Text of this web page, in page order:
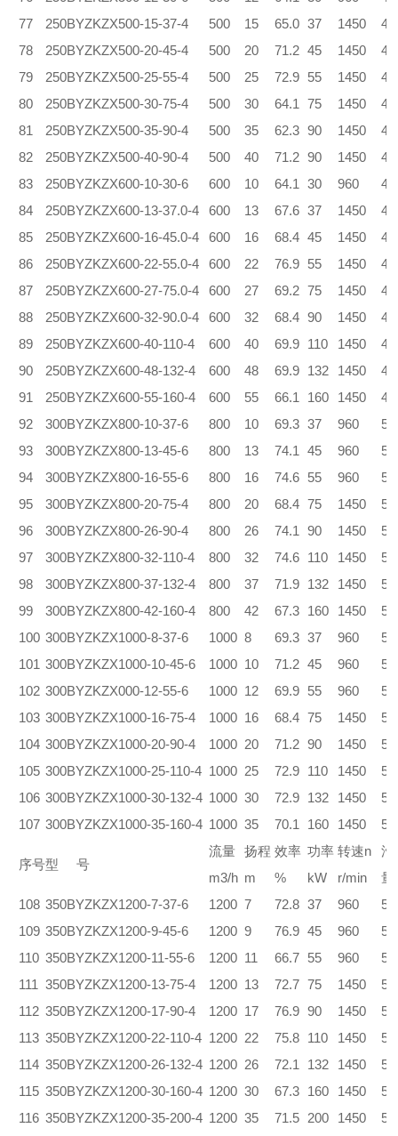
77
250BYZKZX500-15-37-4 500 15 65.0 37 1450
4.0
78
250BYZKZX500-20-45-4 500 20 71.2 45 1450
4.0
79
250BYZKZX500-25-55-4 500 25 72.9 55 1450
4.0
80
250BYZKZX500-30-75-4 500 30 64.1 75 1450
4.0
81
250BYZKZX500-35-90-4 500 35 62.3 90 1450
4.0
82
250BYZKZX500-40-90-4 500 40 71.2 90 1450
4.0
83
250BYZKZX600-10-30-6 600 10 64.1 30 960
4.0
84
250BYZKZX600-13-37.0-4 600 13 67.6 37 1450
4.0
85
250BYZKZX600-16-45.0-4 600 16 68.4 45 1450
4.0
86
250BYZKZX600-22-55.0-4 600 22 76.9 55 1450
4.0
87
250BYZKZX600-27-75.0-4 600 27 69.2 75 1450
4.0
88
250BYZKZX600-32-90.0-4 600 32 68.4 90 1450
4.0
89
250BYZKZX600-40-110-4 600 40 69.9 110 1450
4.0
90
250BYZKZX600-48-132-4 600 48 69.9 132 1450
4.0
91
250BYZKZX600-55-160-4 600 55 66.1 160 1450
4.0
92
300BYZKZX800-10-37-6 800 10 69.3 37 960
5.0
93
300BYZKZX800-13-45-6 800 13 74.1 45 960
5.0
94
300BYZKZX800-16-55-6 800 16 74.6 55 960
5.0
95
300BYZKZX800-20-75-4 800 20 68.4 75 1450
5.0
96
300BYZKZX800-26-90-4 800 26 74.1 90 1450
5.0
97
300BYZKZX800-32-110-4 800 32 74.6 110 1450
5.0
98
300BYZKZX800-37-132-4 800 37 71.9 132 1450
5.0
99
300BYZKZX800-42-160-4 800 42 67.3 160 1450
5.0
100 300BYZKZX1000-8-37-6 1000 8 69.3 37 960
5.0
101 300BYZKZX1000-10-45-6 1000 10 71.2 45 960
5.0
102 300BYZKZX000-12-55-6 1000 12 69.9 55 960
5.0
103 300BYZKZX1000-16-75-4 1000 16 68.4 75 1450
5.0
104 300BYZKZX1000-20-90-4 1000 20 71.2 90 1450
5.0
105 300BYZKZX1000-25-110-4 1000 25 72.9 110 1450
5.0
106 300BYZKZX1000-30-132-4 1000 30 72.9 132 1450
5.0
107 300BYZKZX1000-35-160-4 1000 35 70.1 160 1450 5.0
序号型 号
流量
m3/h
扬程
m
效率
%
功率
kW
转速n
r/min
量
108 350BYZKZX1200-7-37-6 1200 7 72.8 37 960
5.0
109 350BYZKZX1200-9-45-6 1200 9 76.9 45 960
5.0
110 350BYZKZX1200-11-55-6 1200 11 66.7 55 960
5.0
111 350BYZKZX1200-13-75-4 1200 13 72.7 75 1450
5.0
112 350BYZKZX1200-17-90-4 1200 17 76.9 90 1450
5.0
113 350BYZKZX1200-22-110-4 1200 22 75.8 110 1450
5.0
114 350BYZKZX1200-26-132-4 1200 26 72.1 132 1450
5.0
115 350BYZKZX1200-30-160-4 1200 30 67.3 160 1450
5.0
116 350BYZKZX1200-35-200-4 1200 35 71.5 200 1450
5.0